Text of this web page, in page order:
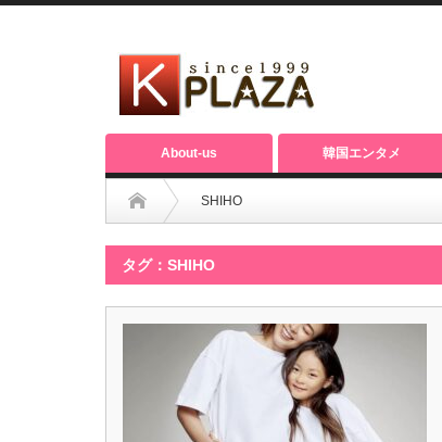
About-us 韓国エンタメ
SHIHO
タグ：SHIHO